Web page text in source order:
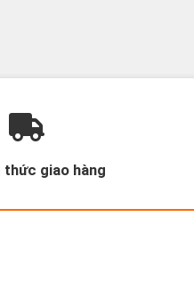
thức giao hàng